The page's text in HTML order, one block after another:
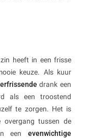
heeft in een frisse
keuze. Als kuur
drank een
als een troostend
te zorgen. Het is
overgang tussen de
een evenwichtige